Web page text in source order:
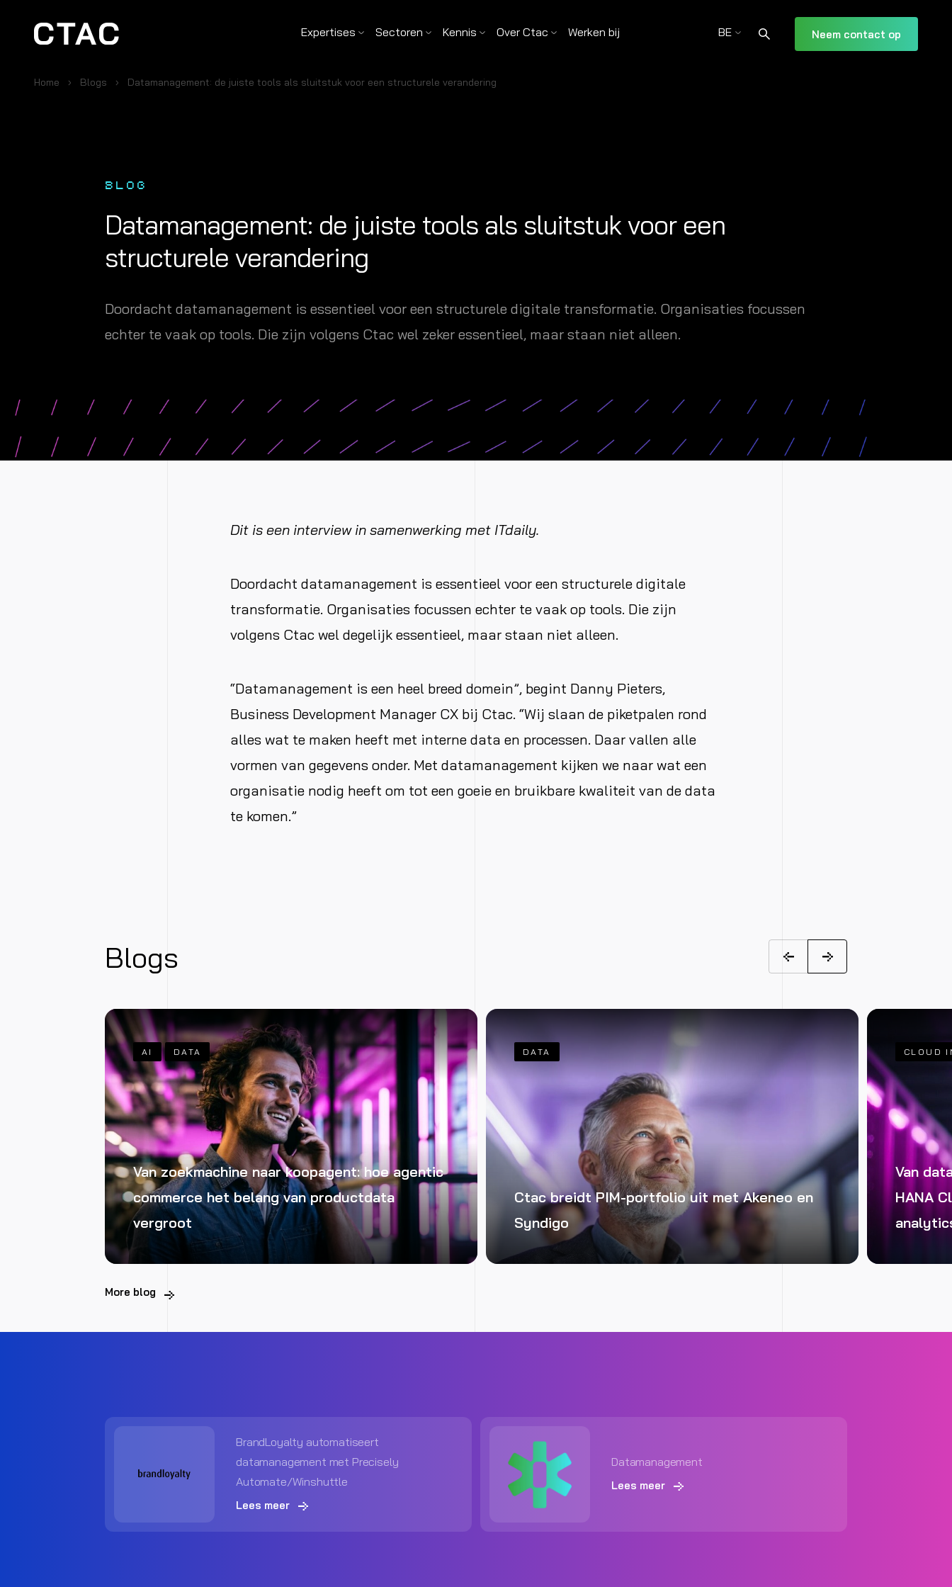
Expertises Sectoren Kennis Over Ctac Werken bij BE Neem contact op
Home Blogs Datamanagement: de juiste tools als sluitstuk voor een structurele verandering
BLOG
Datamanagement: de juiste tools als sluitstuk voor een
structurele verandering
Doordacht datamanagement is essentieel voor een structurele digitale transformatie. Organisaties focussen
echter te vaak op tools. Die zijn volgens Ctac wel zeker essentieel, maar staan niet alleen.
Dit is een interview in samenwerking met ITdaily.
Doordacht datamanagement is essentieel voor een structurele digitale
transformatie. Organisaties focussen echter te vaak op tools. Die zijn
volgens Ctac wel degelijk essentieel, maar staan niet alleen.
“Datamanagement is een heel breed domein”, begint Danny Pieters,
Business Development Manager CX bij Ctac. “Wij slaan de piketpalen rond
alles wat te maken heeft met interne data en processen. Daar vallen alle
vormen van gegevens onder. Met datamanagement kijken we naar wat een
organisatie nodig heeft om tot een goeie en bruikbare kwaliteit van de data
te komen.”
Blogs
AI DATA
Van zoekmachine naar koopagent: hoe agentic
commerce het belang van productdata
vergroot
DATA
Ctac breidt PIM-portfolio uit met Akeneo en
Syndigo
CLOUD
Van
HANA
More blog
BrandLoyalty automatiseert
datamanagement met Precisely
Automate/Winshuttle
Lees meer
Datamanagement
Lees meer